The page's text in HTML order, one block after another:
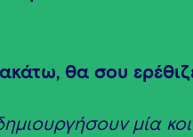
θα σου
μία